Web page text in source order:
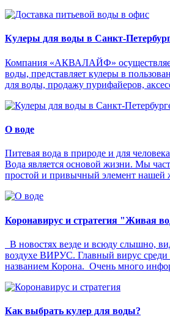
Кулеры для воды в Санкт-
Компания «АКВАЛАЙФ»
воды, представляет кулеры в
для воды, продажу пурифайеров,
О воде
Питевая вода в природе и для
Вода является основой жизни. Мы
простой и привычный элемент нашей
Коронавирус и стратегия "Живая
В новостях везде и всюду слышно,
воздухе ВИРУС. Главный вирус среди
названием Корона. Очень много
Как выбрать кулер для воды?